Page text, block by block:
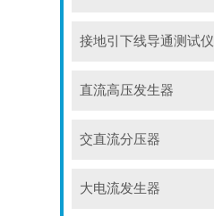
接地引下线导通测试仪
直流高压发生器
交直流分压器
大电流发生器